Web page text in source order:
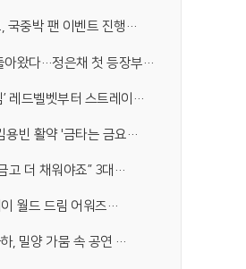
국중박 팬 이벤트 진행…
아왔다…정은채 첫 등장부…
’ 레드벨벳부터 스트레이…
용빈 활약 '금타는 금요…
고 더 채워야죠” 3대…
월드 드림 어워즈…
, 밀양 가뭄 속 공연 …